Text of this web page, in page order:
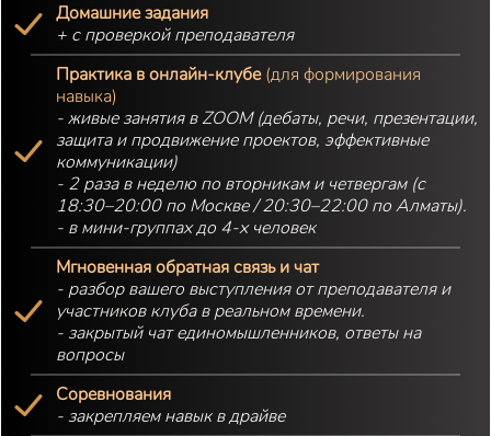
Домашние задания
+ с проверкой преподавателя
Практика в онлайн-клубе(для формирования
навыка)
- живые занятия в ZOOM (дебаты, речи, презентации,
защита и продвижение проектов, эффективные
коммуникации)
- 2 раза в неделю по вторникам и четвергам (с
18:30–20:00 по Москве / 20:30–22:00 по Алматы).
- в мини-группах до 4-х человек
Мгновенная обратная связь и чат
- разбор вашего выступления от преподавателя и
участников клуба в реальном времени.
- закрытый чат единомышленников, ответы на
вопросы
Соревнования
- закрепляем навык в драйве